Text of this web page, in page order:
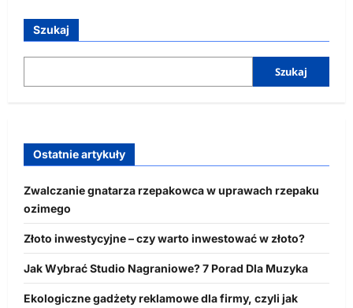
Szukaj
Szukaj
Ostatnie artykuły
Zwalczanie gnatarza rzepakowca w uprawach rzepaku
ozimego
Złoto inwestycyjne – czy warto inwestować w złoto?
Jak Wybrać Studio Nagraniowe? 7 Porad Dla Muzyka
Ekologiczne gadżety reklamowe dla firmy, czyli jak